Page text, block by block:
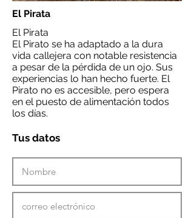
El Pirata
El Pirata
El Pirato se ha adaptado a la dura
vida callejera con notable resistencia
a pesar de la pérdida de un ojo. Sus
experiencias lo han hecho fuerte. El
Pirato no es accesible, pero espera
en el puesto de alimentación todos
los días.
Tus datos